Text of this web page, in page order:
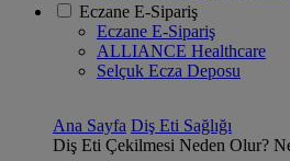
Eczane E-Sipariş
Eczane E-Sipariş
ALLIANCE Healthcare
Selçuk Ecza Deposu
Ana Sayfa Diş Eti Sağlığı
Diş Eti Çekilmesi Neden Olur?